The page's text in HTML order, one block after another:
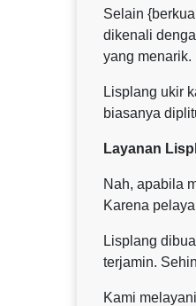
Selain
dikenali
yang menarik.
Lisplang ukir
biasanya
Layanan
Nah, apabila
Karena
Lisplang
terjamin.
Kami